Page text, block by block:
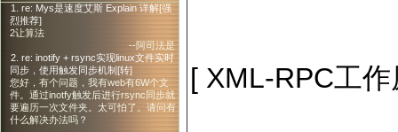
1. re: Mys是速度艾斯 Explain 详解[强
烈推荐]
2让算法
--阿司法是
2. re: inotify + rsync实现linux文件实时
同步，使用触发同步机制[转]
您好，有个问题，我有web有6W个文
件。通过inotfy触发后进行rsync同步就
要遍历一次文件夹。太可怕了。请问有
什么解决办法吗？
[ XML-RPC工